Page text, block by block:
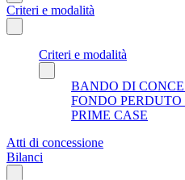
Criteri e modalità
Criteri e modalità
BANDO DI
FONDO
PRIME CASE
Atti di concessione
Bilanci